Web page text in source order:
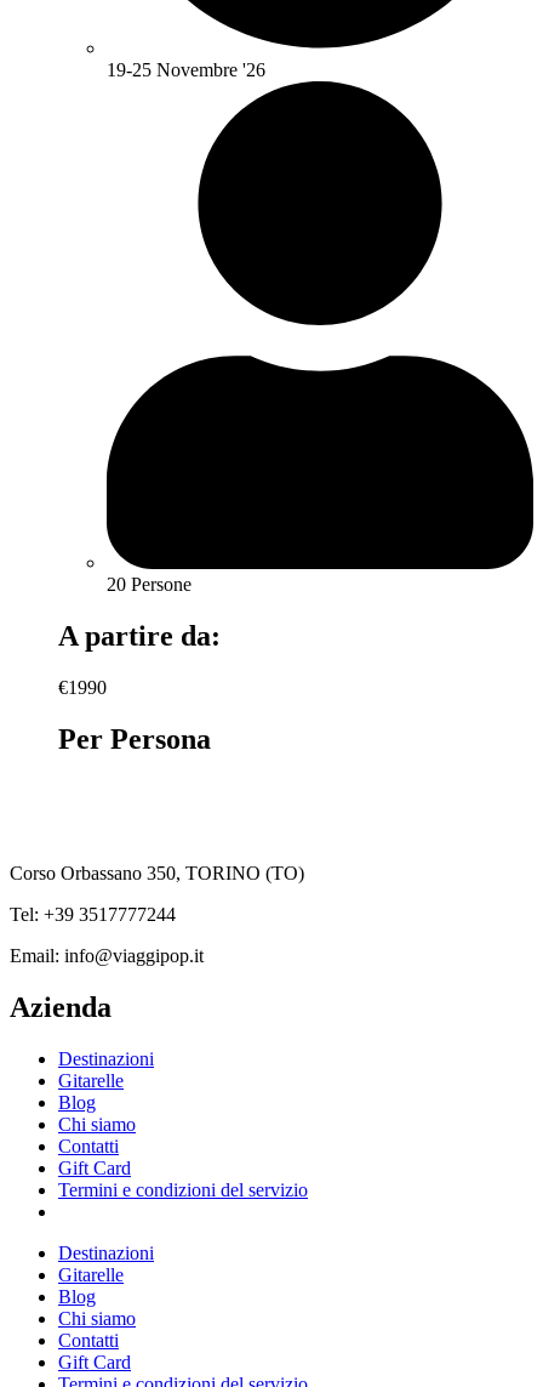
19-25 Novembre '26
20 Persone
A partire da:
€1990
Per Persona
Corso Orbassano 350, TORINO (TO)
Tel: +39 3517777244
Email: info@viaggipop.it
Azienda
Destinazioni
Gitarelle
Blog
Chi siamo
Contatti
Gift Card
Termini e condizioni del servizio
Destinazioni
Gitarelle
Blog
Chi siamo
Contatti
Gift Card